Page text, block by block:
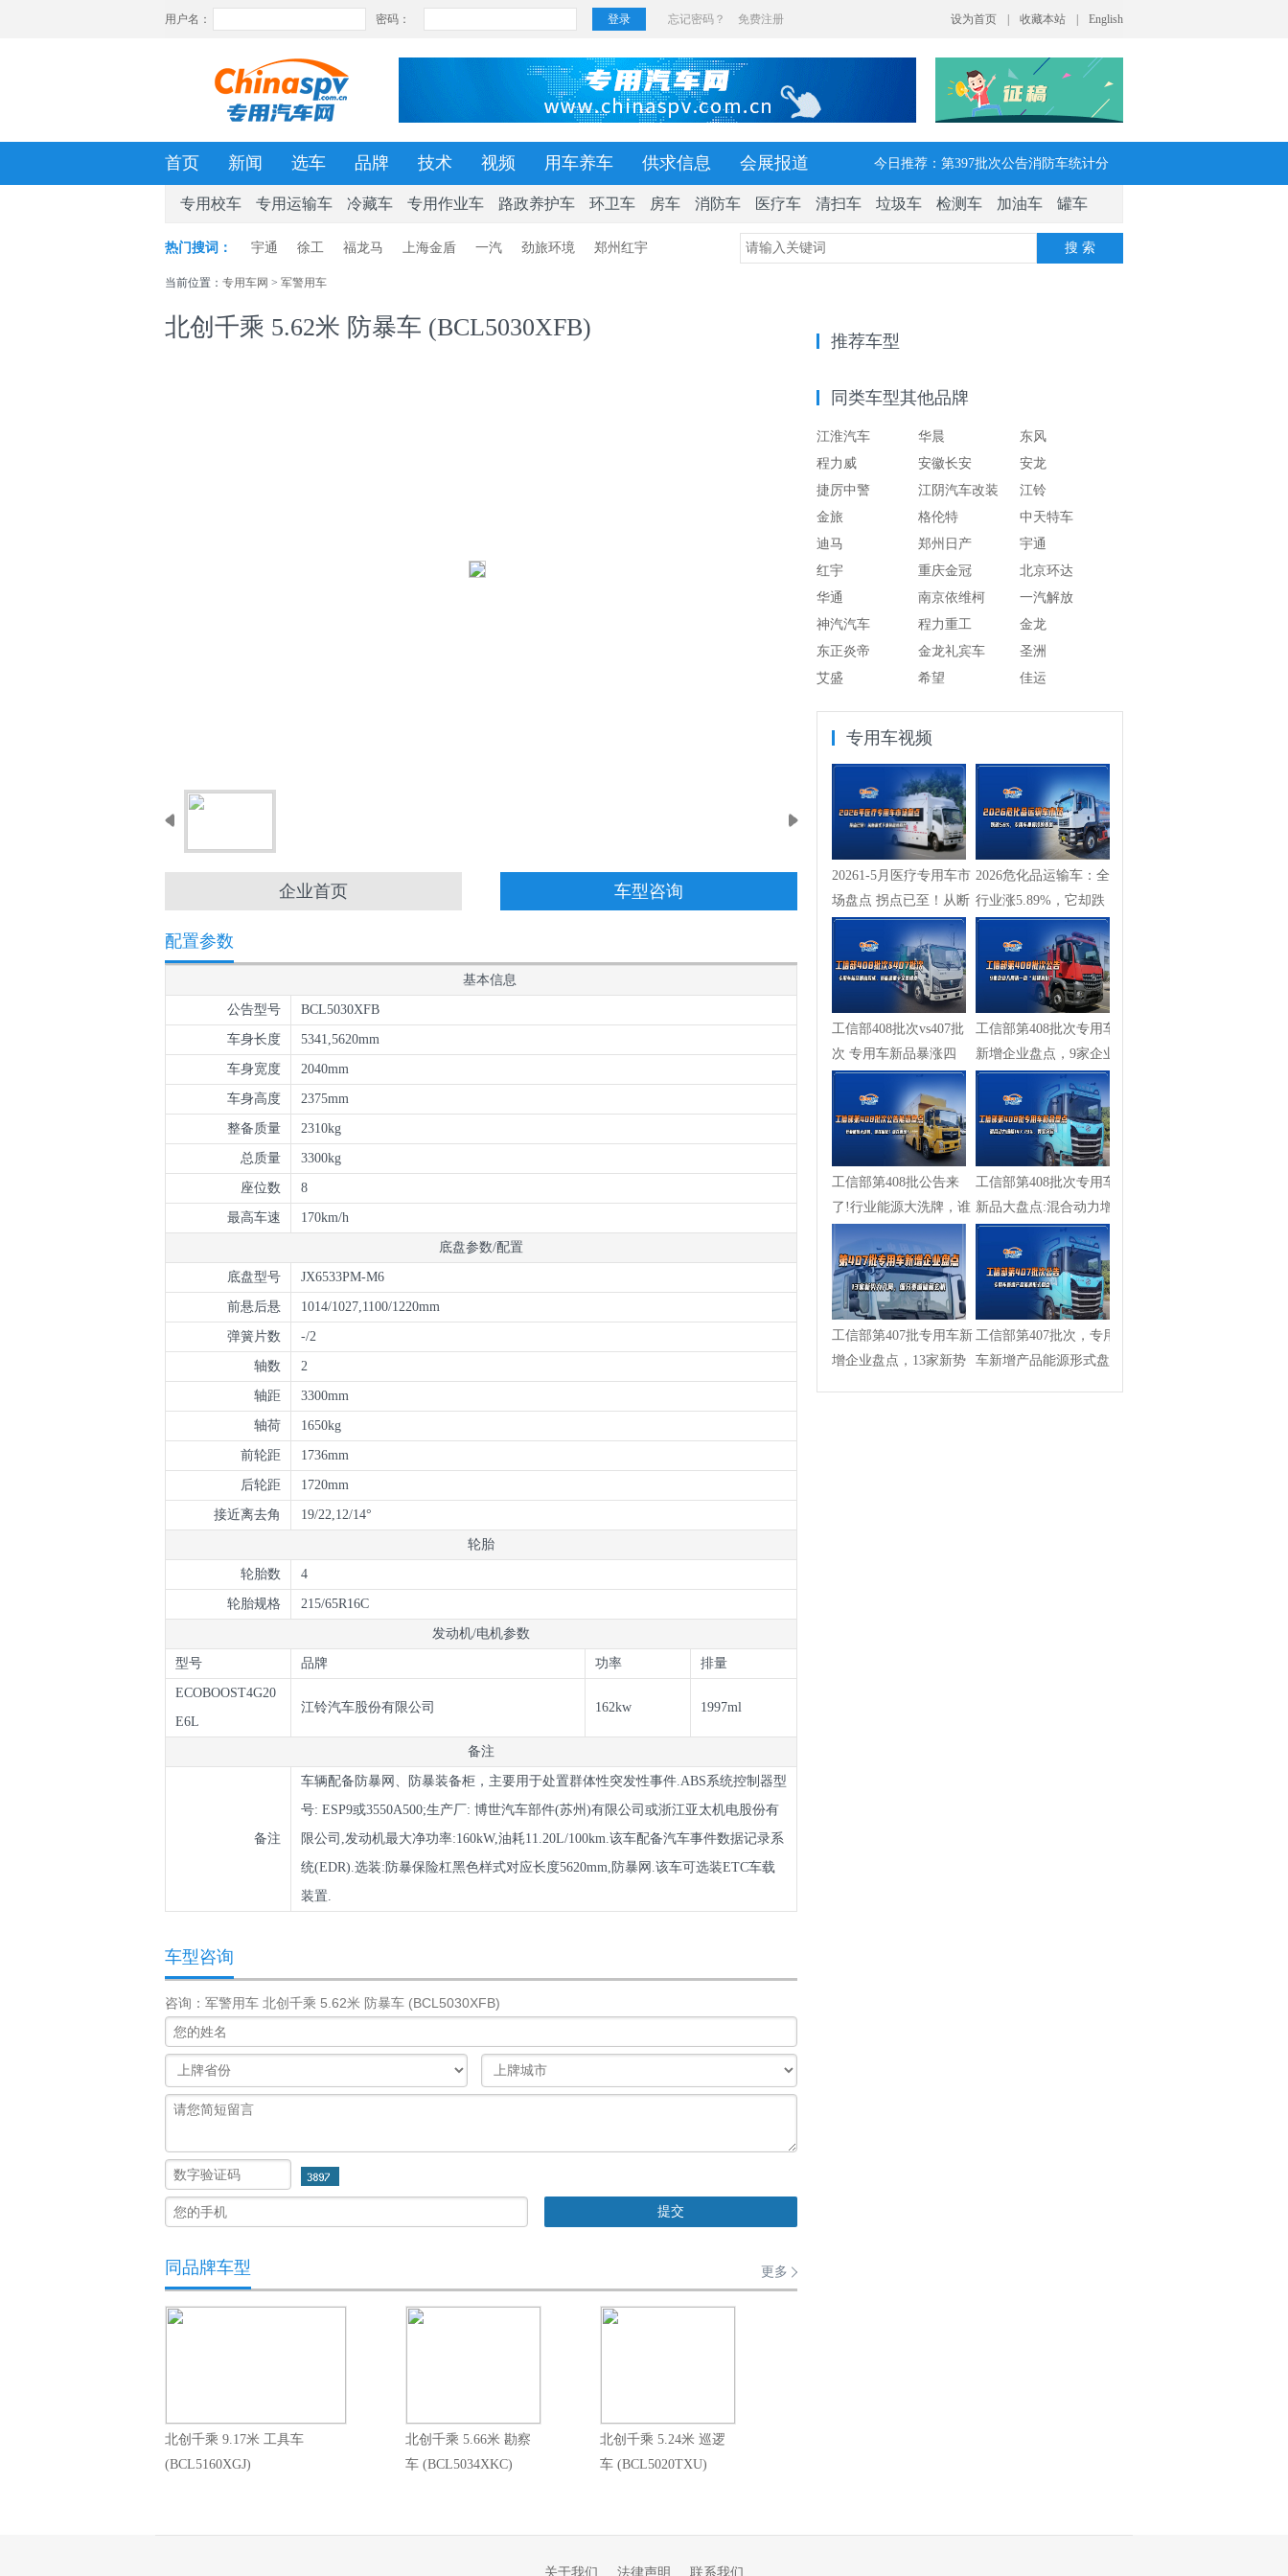
首页 新闻 选车 品牌 技术 视频 用车养车 供求信息 会展报道 今日推荐：第397批次公告消防车统计分
析：公示企业达21家11种车型，水罐、器
V7H危货牵引车获安徽客户青睐
专用校车 专用运输车 冷藏车 专用作业车 路政养护车 环卫车 房车 消防车 医疗车 清扫车 垃圾车 检测车 加油车 罐车
热门搜词： 宇通 徐工 福龙马 上海金盾 一汽 劲旅环境 郑州红宇 搜 索
当前位置： 专用车网 > 军警用车
北创千乘 5.62米 防暴车 (BCL5030XFB)
企业首页 车型咨询
配置参数
基本信息
公告型号 BCL5030XFB
车身长度 5341,5620mm
车身宽度 2040mm
车身高度 2375mm
整备质量 2310kg
总质量 3300kg
座位数 8
最高车速 170km/h
底盘参数/配置
底盘型号 JX6533PM-M6
前悬后悬 1014/1027,1100/1220mm
弹簧片数 -/2
轴数 2
轴距 3300mm
轴荷 1650kg
前轮距 1736mm
后轮距 1720mm
接近离去角 19/22,12/14°
轮胎
轮胎数 4
轮胎规格 215/65R16C
发动机/电机参数
型号 品牌 功率 排量
ECOBOOST4G20
E6L
江铃汽车股份有限公司 162kw 1997ml
备注
备注
车辆配备防暴网、防暴装备柜，主要用于处置群体性突发性事件.ABS系统控制器型
号: ESP9或3550A500;生产厂: 博世汽车部件(苏州)有限公司或浙江亚太机电股份有
限公司,发动机最大净功率:160kW,油耗11.20L/100km.该车配备汽车事件数据记录系
统(EDR).选装:防暴保险杠黑色样式对应长度5620mm,防暴网.该车可选装ETC车载
装置.
车型咨询
咨询：军警用车 北创千乘 5.62米 防暴车 (BCL5030XFB)
同品牌车型 更多
北创千乘 9.17米 工具车
(BCL5160XGJ)
北创千乘 5.66米 勘察
车 (BCL5034XKC)
北创千乘 5.24米 巡逻
车 (BCL5020TXU)
推荐车型
同类车型其他品牌
江淮汽车 华晨
东风
程力威
安徽长安
安龙
捷厉中警
江阴汽车改装
江铃
金旅
格伦特
中天特车
迪马
郑州日产
宇通
红宇
重庆金冠
北京环达
华通
南京依维柯
一汽解放
神汽汽车
程力重工
金龙
东正炎帝
金龙礼宾车
圣洲
艾盛
希望 佳运
专用车视频
20261-5月医疗专用车市
场盘点 拐点已至！从断
崖式下...
2026危化品运输车：全
行业涨5.89%，它却跌
58%，专用车...
工信部408批次vs407批
次 专用车新品暴涨四
成，新能源...
工信部第408批次专用车
新增企业盘点，9家企业
入局清一...
工信部第408批公告来
了!行业能源大洗牌，谁
工信部第408批次专用车
新品大盘点:混合动力增
幅147.79...
工信部第407批专用车新
增企业盘点，13家新势
工信部第407批次，专用
车新增产品能源形式盘
关于我们 法律声明 联系我们